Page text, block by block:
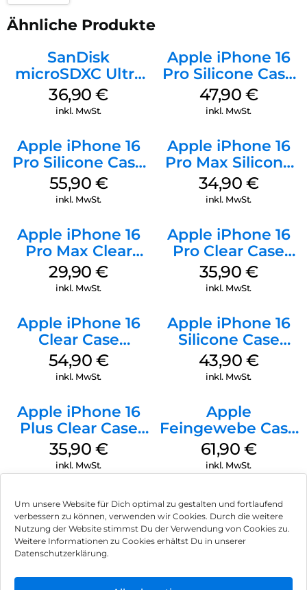
Um unsere Website für Dich optimal zu gestalten und fortlaufend
verbessern zu können, verwenden wir Cookies. Durch die weitere
Nutzung der Website stimmst Du der Verwendung von Cookies zu.
Weitere Informationen zu Cookies erhältst Du in unserer
Datenschutzerklärung.
Ähnliche Produkte
SanDisk
microSDXC Ultra
128 GB + Adapter
Mobile
36,90€
inkl. MwSt.
Apple iPhone 16
Pro Silicone Case
MagSafe Denim
47,90 €
inkl. MwSt.
Apple iPhone 16
Pro Silicone Case
MagSafe Stone
Gray
55,90 €
inkl. MwSt.
Apple iPhone 16
Pro Max Silicone
Case MagSafe
Denim
34,90 €
inkl. MwSt.
Apple iPhone 16
Pro Max Clear
Case MagSafe
Transparent
29,90€
inkl. MwSt.
Apple iPhone 16
Pro Clear Case
MagSafe
Transparent
35,90 €
inkl. MwSt.
Apple iPhone 16
Clear Case
MagSafe
Transparent
54,90 €
inkl. MwSt.
Apple iPhone 16
Silicone Case
MagSafe Plum
43,90 €
inkl. MwSt.
Apple iPhone 16
Plus Clear Case
MagSafe
Transparent
35,90 €
inkl. MwSt.
Apple
Feingewebe Case
iPhone 15 Pro
MagSafe Schwarz
61,90 €
inkl. MwSt.
Impressum